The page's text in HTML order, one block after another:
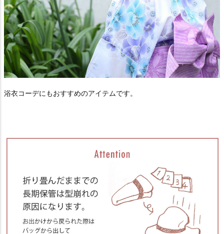
浴衣コーデにもおすすめのアイテムです。